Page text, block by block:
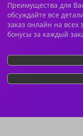
Преимущества для
обсуждайте все
заказ онлайн на
бонусы за каждый